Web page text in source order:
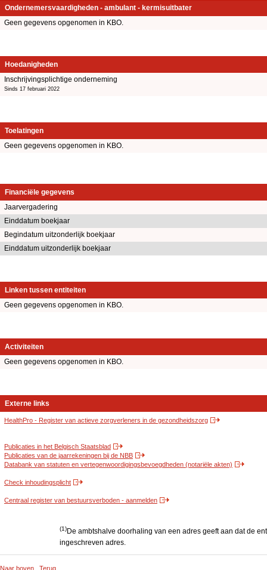
Ondernemersvaardigheden - ambulant - kermisuitbater
Geen gegevens opgenomen in KBO.
Hoedanigheden
Inschrijvingsplichtige onderneming
Sinds 17 februari 2022
Toelatingen
Geen gegevens opgenomen in KBO.
Financiële gegevens
Jaarvergadering
Einddatum boekjaar
Begindatum uitzonderlijk boekjaar
Einddatum uitzonderlijk boekjaar
Linken tussen entiteiten
Geen gegevens opgenomen in KBO.
Activiteiten
Geen gegevens opgenomen in KBO.
Externe links
HealthPro - Register van actieve zorgverleners in de gezondheidszorg
Publicaties in het Belgisch Staatsblad
Publicaties van de jaarrekeningen bij de NBB
Databank van statuten en vertegenwoordigingsbevoegdheden (notariële akten)
Check inhoudingsplicht
Centraal register van bestuursverboden - aanmelden
(1)De ambtshalve doorhaling van een adres geeft aan dat de
ingeschreven adres.
Naar boven Terug